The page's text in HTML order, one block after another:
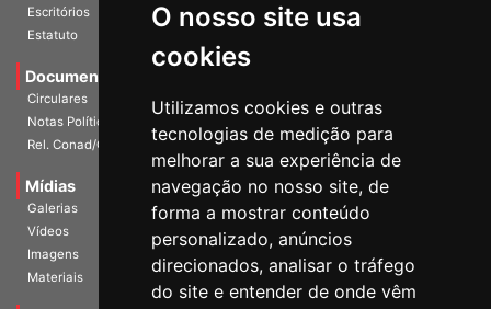
O nosso site usa
cookies
Utilizamos cookies e outras
tecnologias de medição para
melhorar a sua experiência de
navegação no nosso site, de
forma a mostrar conteúdo
personalizado, anúncios
direcionados, analisar o tráfego
do site e entender de onde vêm
Escritórios
Estatuto
Documentos
Circulares
Notas Políticas
Rel. Conad/Congresso
Mídias
Galerias
Vídeos
Imagens
Materiais